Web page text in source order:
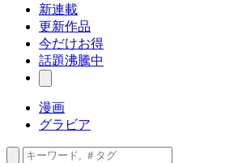
新連載
更新作品
今だけお得
話題沸騰中
漫画
グラビア